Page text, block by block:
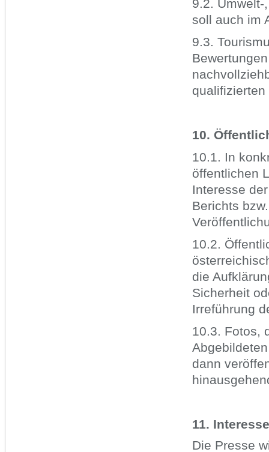
9.2.
soll auch im
9.3.
10.
10.1. In
öffentlichen
Interesse
Berichts
10.2.
die
Sicherheit
Irreführung
10.3. Fotos,
dann
11.
Die Presse